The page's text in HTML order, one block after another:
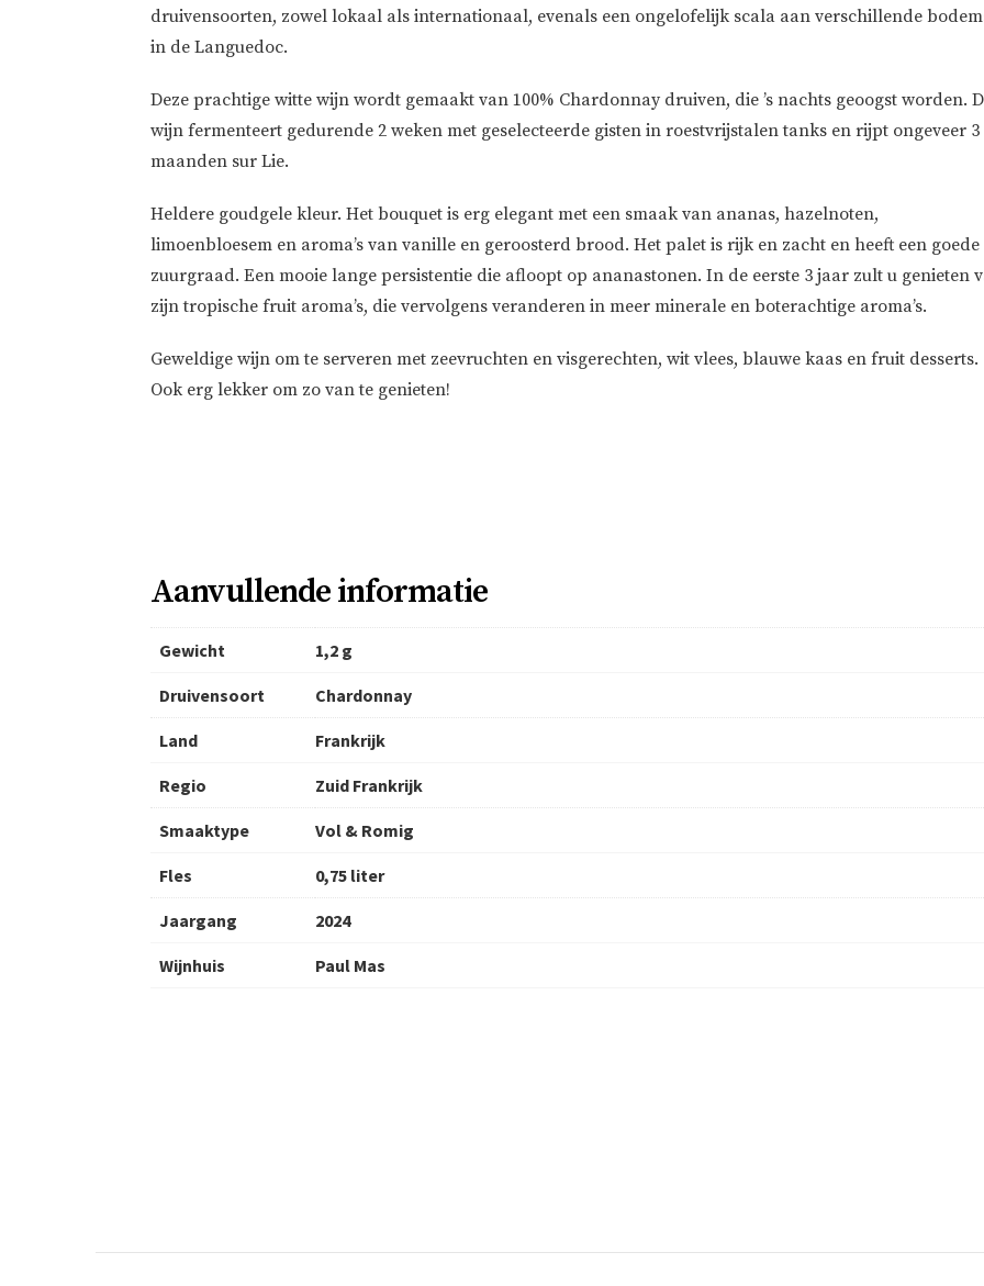
druivensoorten, zowel lokaal als internationaal, evenals een ongelofelijk scala aan verschillende
in de Languedoc.
Deze prachtige witte wijn wordt gemaakt van 100% Chardonnay druiven, die ’s nachts geoogst worden.
wijn fermenteert gedurende 2 weken met geselecteerde gisten in roestvrijstalen tanks en rijpt ongeveer 3
maanden sur Lie.
Heldere goudgele kleur. Het bouquet is erg elegant met een smaak van ananas, hazelnoten,
limoenbloesem en aroma’s van vanille en geroosterd brood. Het palet is rijk en zacht en heeft een goede
zuurgraad. Een mooie lange persistentie die afloopt op ananastonen. In de eerste 3 jaar zult u genieten
zijn tropische fruit aroma’s, die vervolgens veranderen in meer minerale en boterachtige aroma’s.
Geweldige wijn om te serveren met zeevruchten en visgerechten, wit vlees, blauwe kaas en fruit desserts.
Ook erg lekker om zo van te genieten!
Aanvullende informatie
Gewicht 1,2 g
Druivensoort Chardonnay
Land Frankrijk
Regio Zuid Frankrijk
Smaaktype Vol & Romig
Fles 0,75 liter
Jaargang 2024
Wijnhuis Paul Mas